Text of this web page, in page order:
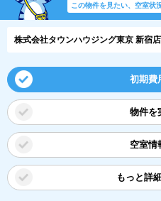
この物件を見たい、空室状
株式会社タウンハウジング東京 新宿店
初期費
物件を
空室情
もっと詳